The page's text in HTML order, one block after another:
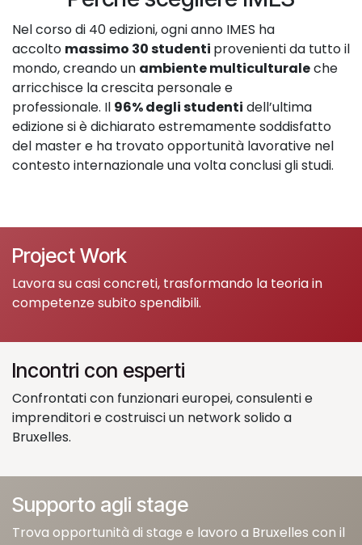
Nel corso di 40 edizioni, ogni anno IMES ha
accolto massimo 30 studenti provenienti da tutto il
mondo, creando un ambiente multiculturaleche
arricchisce la crescita personale e
professionale. Il 96% degli studenti dell’ultima
edizione si è dichiarato estremamente soddisfatto
del master e ha trovato opportunità lavorative nel
contesto internazionale una volta conclusi gli studi.
Project Work
Lavora su casi concreti, trasformando la teoria in
competenze subito spendibili.
Incontri con esperti
Confrontati con funzionari europei, consulenti e
imprenditori e costruisci un network solido a
Bruxelles.
Supporto agli stage
Trova opportunità di stage e lavoro a Bruxelles con il